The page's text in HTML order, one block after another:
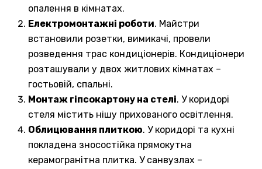
опалення в кімнатах.
Електромонтажні роботи. Майстри
встановили розетки, вимикачі, провели
розведення трас кондиціонерів. Кондиціонери
розташували у двох житлових кімнатах –
гостьовій, спальні.
Монтаж гіпсокартону на стелі. У коридорі
стеля містить нішу прихованого освітлення.
Облицювання плиткою. У коридорі та кухні
покладена зносостійка прямокутна
керамогранітна плитка. У санвузлах –